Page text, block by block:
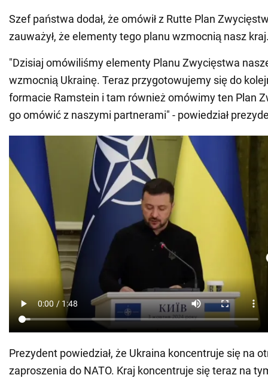
Szef państwa dodał, że omówił z Rutte Plan
zauważył, że elementy tego planu wzmocnią nasz
"Dzisiaj omówiliśmy elementy Planu Zwycięstwa
wzmocnią Ukrainę. Teraz przygotowujemy się do
formacie Ramstein i tam również omówimy ten Plan
go omówić z naszymi partnerami" - powiedział
Prezydent powiedział, że Ukraina koncentruje się na
zaproszenia do NATO. Kraj koncentruje się teraz na